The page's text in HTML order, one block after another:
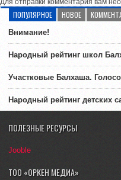
ПОПУЛЯРНОЕ НОВОЕ
Внимание!
Народный рейтинг школ
Участковые Балхаша.
Народный рейтинг детских
ПОЛЕЗНЫЕ РЕСУРСЫ
Jooble
ТОО «ОРКЕН МЕДИА»